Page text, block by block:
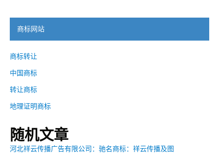
商标网站
商标转让
中国商标
转让商标
地理证明商标
随机文章
河北祥云传播广告有限公司：驰名商标：祥云传播及图